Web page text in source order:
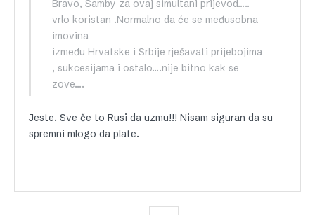
Bravo, Samby za ovaj simultani prijevod…..
vrlo koristan .Normalno da će se međusobna
imovina
između Hrvatske i Srbije rješavati prijebojima
, sukcesijama i ostalo….nije bitno kak se
zove….
Jeste. Sve če to Rusi da uzmu!!! Nisam siguran da su
spremni mlogo da plate.